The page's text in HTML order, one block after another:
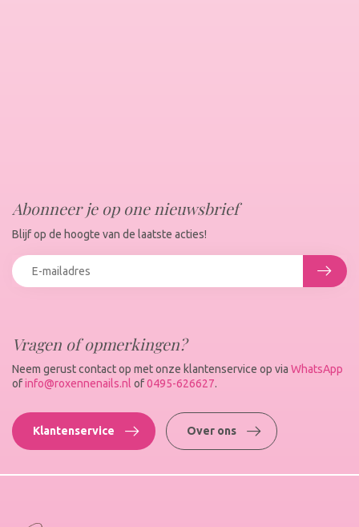
Vragen of opmerkingen?
Neem gerust contact op met onze klantenservice op via WhatsApp
ofinfo@roxennenails.nl of0495-626627.
Klantenservice Over ons
Abonneer je op one nieuwsbrief
Blijf op de hoogte van de laatste acties!